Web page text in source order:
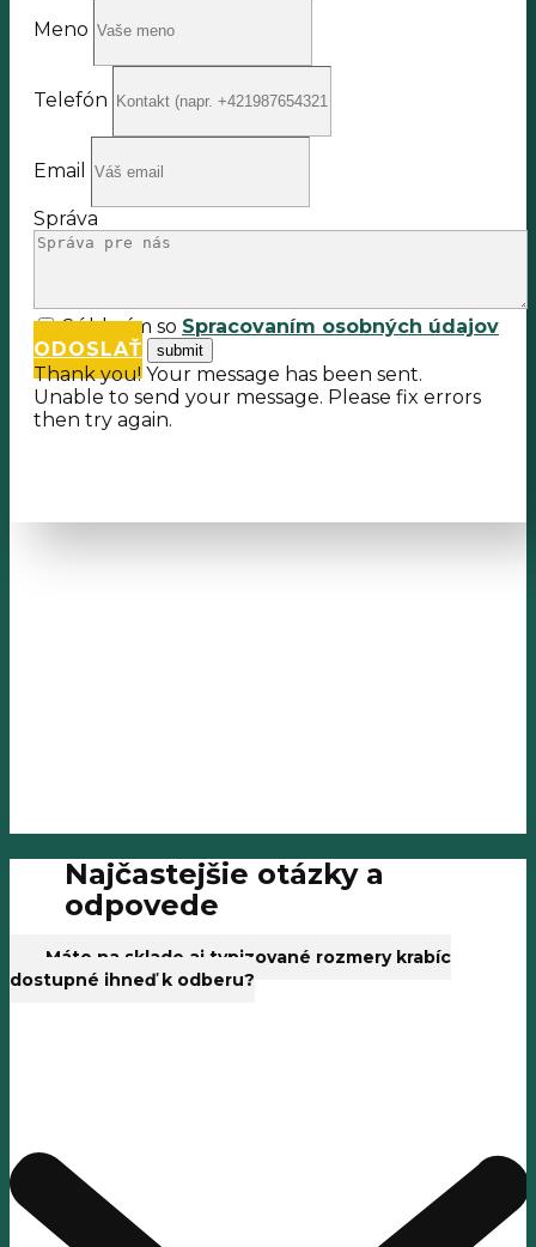
Meno
Telefón
Email
Správa
Súhlasím so Spracovaním osobných údajov
ODOSLAŤ
Thank you! Your message has been sent.
Unable to send your message. Please fix errors
then try again.
Najčastejšie otázky a
odpovede
Máte na sklade aj typizované rozmery krabíc
dostupné ihneď k odberu?